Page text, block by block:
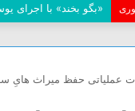
«بگو بخند» با اجرای
عملیاتی حفظ میراث هایِ